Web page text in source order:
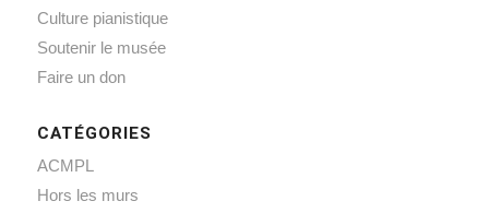
Culture pianistique
Soutenir le musée
Faire un don
CATÉGORIES
ACMPL
Hors les murs